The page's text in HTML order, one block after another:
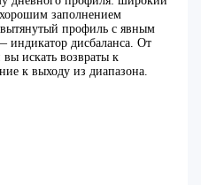
заполнением
профиль с явным
дисбаланса. От
вы искать возвраты к
к выходу из диапазона.